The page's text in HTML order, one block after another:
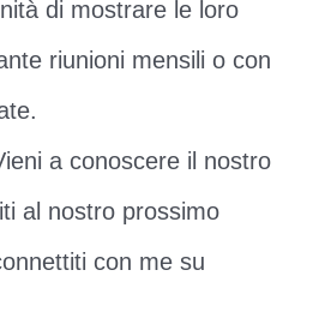
di mostrare le loro
riunioni mensili o con
a conoscere il nostro
al nostro prossimo
con me su